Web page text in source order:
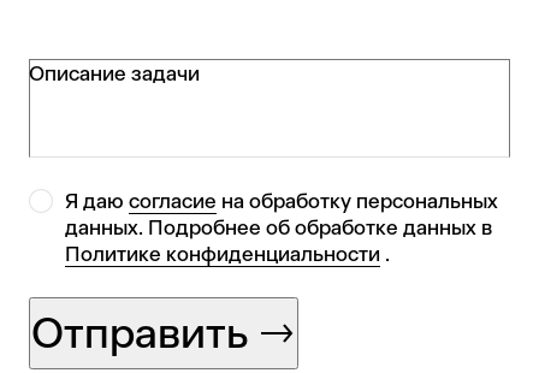
Описание задачи
Я даю согласие на обработку персональных
данных. Подробнее об обработке данных в
Политике конфиденциальности .
Отправить